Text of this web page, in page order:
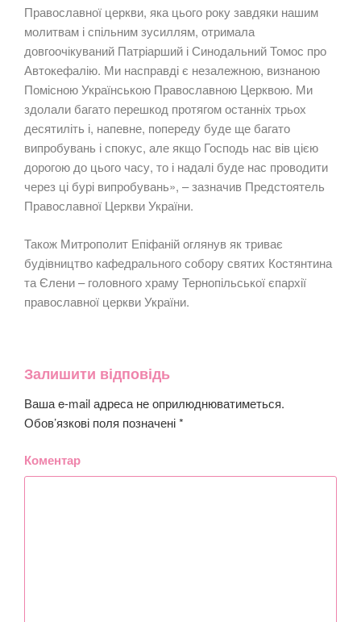
Православної церкви, яка цього року завдяки нашим
молитвам і спільним зусиллям, отримала
довгоочікуваний Патріарший і Синодальний Томос про
Автокефалію. Ми насправді є незалежною, визнаною
Помісною Українською Православною Церквою. Ми
здолали багато перешкод протягом останніх трьох
десятиліть і, напевне, попереду буде ще багато
випробувань і спокус, але якщо Господь нас вів цією
дорогою до цього часу, то і надалі буде нас проводити
через ці бурі випробувань», – зазначив Предстоятель
Православної Церкви України.
Також Митрополит Епіфаній оглянув як триває
будівництво кафедрального собору святих Костянтина
та Єлени – головного храму Тернопільської єпархії
православної церкви України.
Залишити відповідь
Ваша e-mail адреса не оприлюднюватиметься.
Обов’язкові поля позначені*
Коментар